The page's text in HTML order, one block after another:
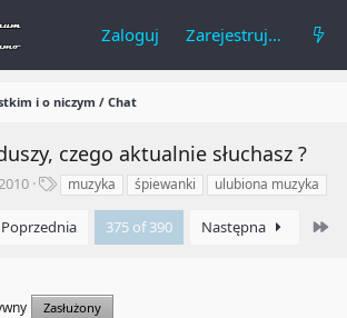
Zaloguj Zarejestruj się
i o niczym / Chat
czego aktualnie słuchasz ?
T
g
muzyka śpiewanki ulubiona muzyka
Poprzednia 375 of 390 Następna
Zasłużony